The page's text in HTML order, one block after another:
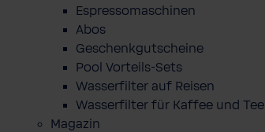
Espressomaschinen
Abos
Geschenkgutscheine
Pool Vorteils-Sets
Wasserfilter auf Reisen
Wasserfilter für Kaffee und Tee
Magazin